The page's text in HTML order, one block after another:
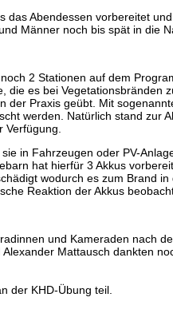
das Abendessen vorbereitet
Männer noch bis spät in die
2 Stationen auf dem
die es bei Vegetationsbränden
der Praxis geübt. Mit
werden. Natürlich stand zur
in Fahrzeugen oder PV-
hat hierfür 3 Akkus
wodurch es zum Brand
Reaktion der Akkus
und Kameraden nach
Mattausch dankten
der KHD-Übung teil.